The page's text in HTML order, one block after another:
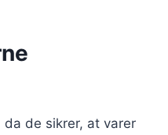
de sikrer, at varer